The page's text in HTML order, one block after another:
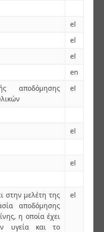
el
el
el
en
αποδόμησης
el
el
el
στην μελέτη της
αποδόμησης
η οποία έχει
υγεία και το
el